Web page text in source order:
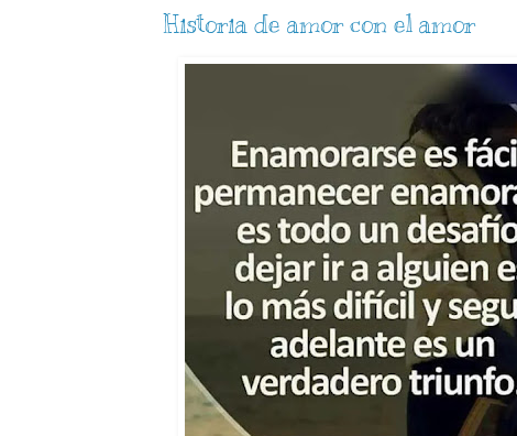
Historia de amor con el amor